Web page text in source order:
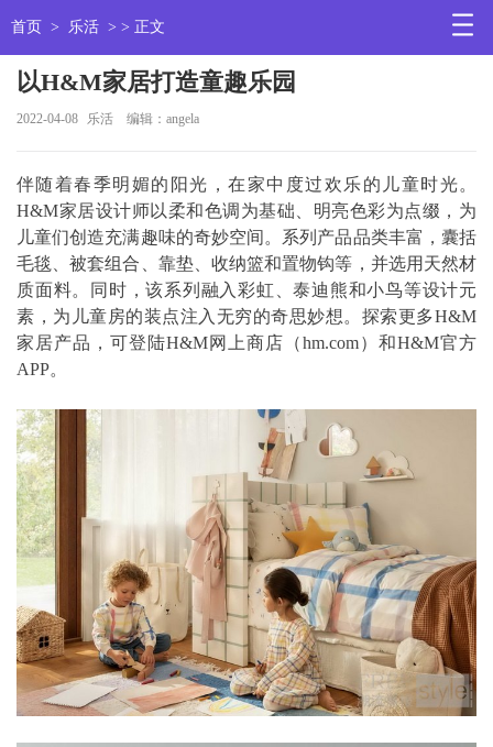
首页 > 乐活 > > 正文
以H&M家居打造童趣乐园
2022-04-08 乐活 编辑：angela
伴随着春季明媚的阳光，在家中度过欢乐的儿童时光。
H&M家居设计师以柔和色调为基础、明亮色彩为点缀，为
儿童们创造充满趣味的奇妙空间。系列产品品类丰富，囊括
毛毯、被套组合、靠垫、收纳篮和置物钩等，并选用天然材
质面料。同时，该系列融入彩虹、泰迪熊和小鸟等设计元
素，为儿童房的装点注入无穷的奇思妙想。探索更多H&M
家居产品，可登陆H&M网上商店（hm.com）和H&M官方
APP。